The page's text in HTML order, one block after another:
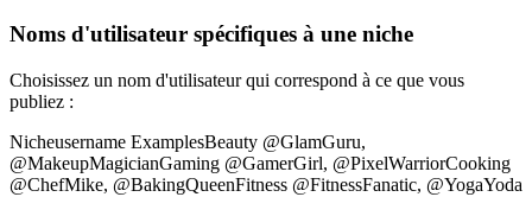
Noms d'utilisateur spécifiques à une niche
Choisissez un nom d'utilisateur qui correspond à ce que vous
publiez :
Nicheusername ExamplesBeauty @GlamGuru,
@MakeupMagicianGaming @GamerGirl, @PixelWarriorCooking
@ChefMike, @BakingQueenFitness @FitnessFanatic, @YogaYoda